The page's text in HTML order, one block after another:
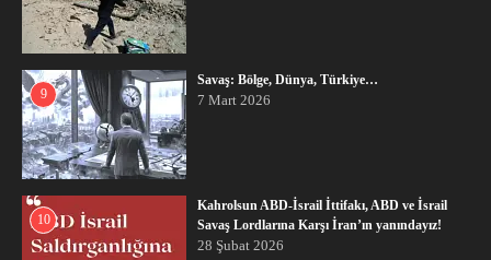
9
Savaş: Bölge, Dünya, Türkiye…
7 Mart 2026
10
Kahrolsun ABD-İsrail İttifakı, ABD ve İsrail
Savaş Lordlarına Karşı İran’ın yanındayız!
28 Şubat 2026